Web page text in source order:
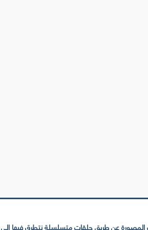
عن طريق حلقات متسلسلة نتطرق فيها إلى